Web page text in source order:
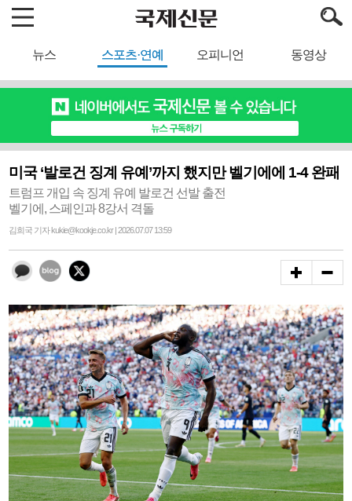
뉴스 스포츠·연예 오피니언 동영상
미국 ‘발로건 징계 유예’까지 했지만 벨기에에 1-4 완패
트럼프 개입 속 징계 유예 발로건 선발 출전
벨기에, 스페인과 8강서 격돌
김희국 기자 kukie@kookje.co.kr | 2026.07.07 13:59